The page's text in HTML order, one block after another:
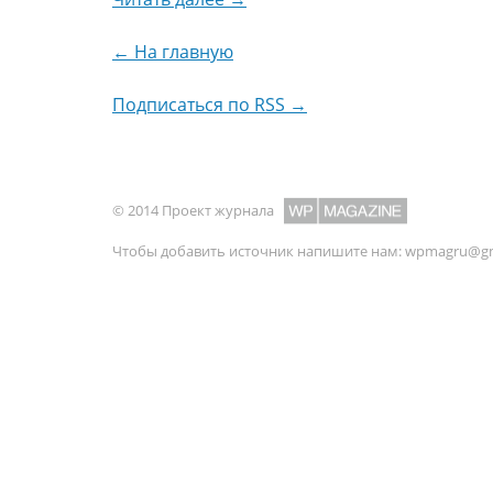
← На главную
Подписаться по RSS →
© 2014 Проект журнала
Чтобы добавить источник напишите нам: